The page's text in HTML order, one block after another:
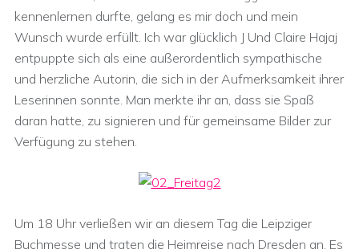
kennenlernen durfte, gelang es mir doch und mein
Wunsch wurde erfüllt. Ich war glücklich J Und Claire Hajaj
entpuppte sich als eine außerordentlich sympathische
und herzliche Autorin, die sich in der Aufmerksamkeit ihrer
Leserinnen sonnte. Man merkte ihr an, dass sie Spaß
daran hatte, zu signieren und für gemeinsame Bilder zur
Verfügung zu stehen.
Um 18 Uhr verließen wir an diesem Tag die Leipziger
Buchmesse und traten die Heimreise nach Dresden an. Es